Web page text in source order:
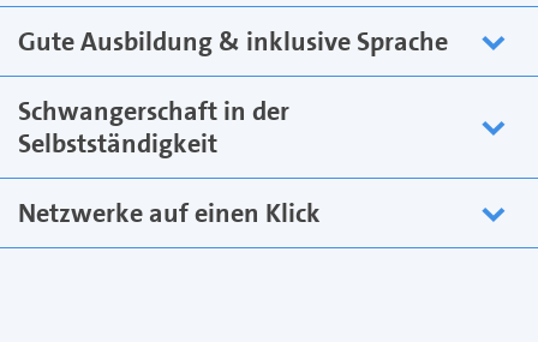
Gute Ausbildung & inklusive Sprache
Schwangerschaft in der
Selbstständigkeit
Netzwerke auf einen Klick